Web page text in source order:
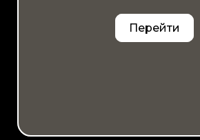
Перейти